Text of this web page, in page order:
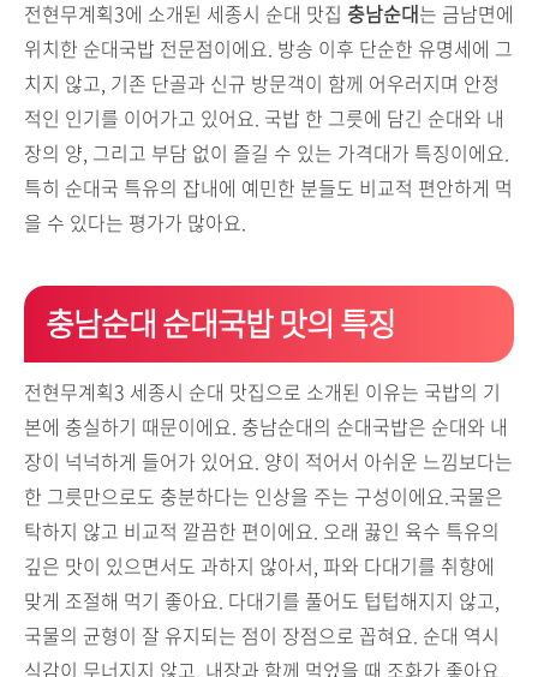
전현무계획3에 소개된 세종시 순대 맛집 충남순대는 금남면에
위치한 순대국밥 전문점이에요. 방송 이후 단순한 유명세에 그
치지 않고, 기존 단골과 신규 방문객이 함께 어우러지며 안정
적인 인기를 이어가고 있어요. 국밥 한 그릇에 담긴 순대와 내
장의 양, 그리고 부담 없이 즐길 수 있는 가격대가 특징이에요.
특히 순대국 특유의 잡내에 예민한 분들도 비교적 편안하게 먹
을 수 있다는 평가가 많아요.
충남순대 순대국밥 맛의 특징
전현무계획3 세종시 순대 맛집으로 소개된 이유는 국밥의 기
본에 충실하기 때문이에요. 충남순대의 순대국밥은 순대와 내
장이 넉넉하게 들어가 있어요. 양이 적어서 아쉬운 느낌보다는
한 그릇만으로도 충분하다는 인상을 주는 구성이에요.국물은
탁하지 않고 비교적 깔끔한 편이에요. 오래 끓인 육수 특유의
깊은 맛이 있으면서도 과하지 않아서, 파와 다대기를 취향에
맞게 조절해 먹기 좋아요. 다대기를 풀어도 텁텁해지지 않고,
국물의 균형이 잘 유지되는 점이 장점으로 꼽혀요. 순대 역시
식감이 무너지지 않고, 내장과 함께 먹었을 때 조화가 좋아요.